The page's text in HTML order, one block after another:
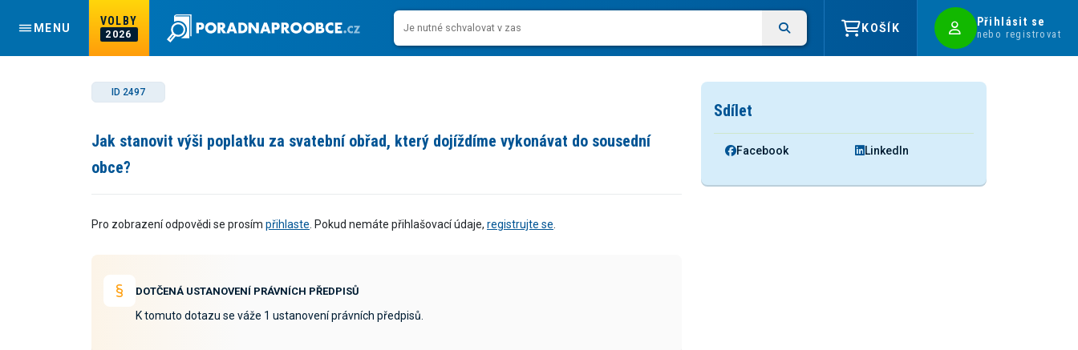
MENU
VOLBY
2026
KOŠÍK Přihlásit se
nebo registrovat
ID 2497
Jak stanovit výši poplatku za svatební obřad, který dojíždíme vykonávat do sousední
obce?
Pro zobrazení odpovědi se prosím přihlaste . Pokud nemáte přihlašovací údaje, registrujte se
DOTČENÁ USTANOVENÍ PRÁVNÍCH PŘEDPISŮ
K tomuto dotazu se váže 1 ustanovení právních předpisů.
Sdílet
Facebook LinkedIn